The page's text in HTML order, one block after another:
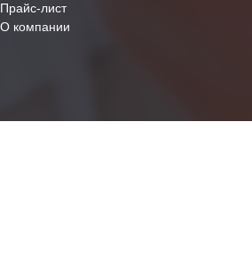
Прайс-лист
О компании